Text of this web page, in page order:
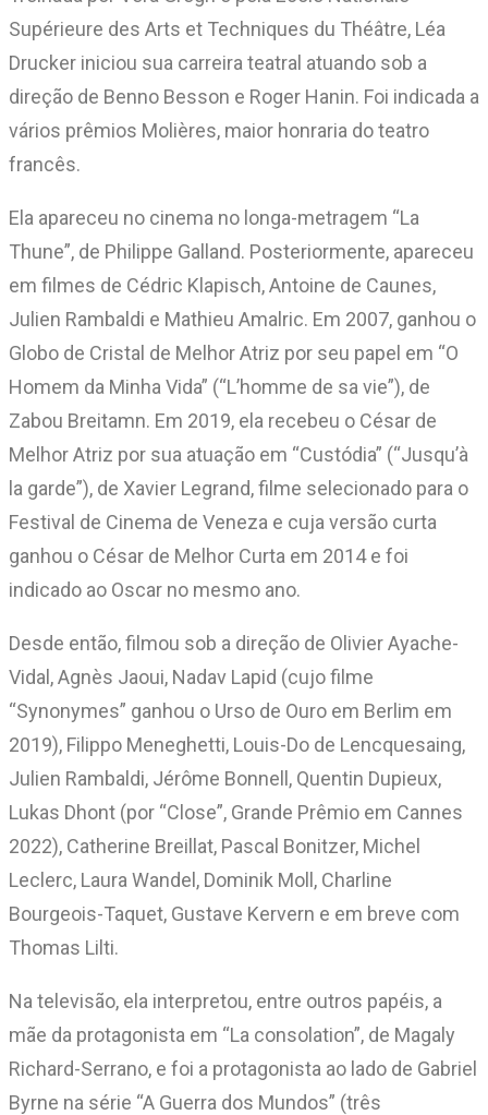
Supérieure des Arts et Techniques du Théâtre, Léa
Drucker iniciou sua carreira teatral atuando sob a
direção de Benno Besson e Roger Hanin. Foi indicada a
vários prêmios Molières, maior honraria do teatro
francês.
Ela apareceu no cinema no longa-metragem “La
Thune”, de Philippe Galland. Posteriormente, apareceu
em filmes de Cédric Klapisch, Antoine de Caunes,
Julien Rambaldi e Mathieu Amalric. Em 2007, ganhou o
Globo de Cristal de Melhor Atriz por seu papel em “O
Homem da Minha Vida” (“L’homme de sa vie”), de
Zabou Breitamn. Em 2019, ela recebeu o César de
Melhor Atriz por sua atuação em “Custódia” (“Jusqu’à
la garde”), de Xavier Legrand, filme selecionado para o
Festival de Cinema de Veneza e cuja versão curta
ganhou o César de Melhor Curta em 2014 e foi
indicado ao Oscar no mesmo ano.
Desde então, filmou sob a direção de Olivier Ayache-
Vidal, Agnès Jaoui, Nadav Lapid (cujo filme
“Synonymes” ganhou o Urso de Ouro em Berlim em
2019), Filippo Meneghetti, Louis-Do de Lencquesaing,
Julien Rambaldi, Jérôme Bonnell, Quentin Dupieux,
Lukas Dhont (por “Close”, Grande Prêmio em Cannes
2022), Catherine Breillat, Pascal Bonitzer, Michel
Leclerc, Laura Wandel, Dominik Moll, Charline
Bourgeois-Taquet, Gustave Kervern e em breve com
Thomas Lilti.
Na televisão, ela interpretou, entre outros papéis, a
mãe da protagonista em “La consolation”, de Magaly
Richard-Serrano, e foi a protagonista ao lado de Gabriel
Byrne na série “A Guerra dos Mundos” (três